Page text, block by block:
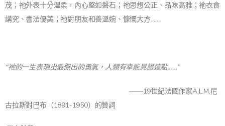
茂；祂外表十分溫柔，內心堅如磐石；祂思想公正、品味高雅；祂衣食
講究、書法優美；祂對朋友和善溫婉、慷慨大方……
“祂的一生表現出最傑出的勇氣，人類有幸能見證這點……”
——19世紀法國作家A.L.M.尼
古拉斯對巴布（1891-1950）的贊詞